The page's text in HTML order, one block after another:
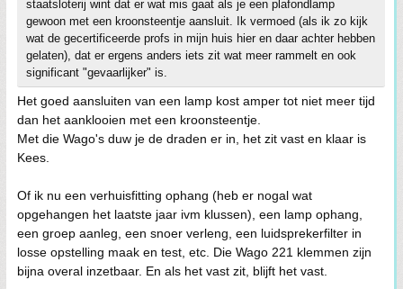
staatsloterij wint dat er wat mis gaat als je een plafondlamp
gewoon met een kroonsteentje aansluit. Ik vermoed (als ik zo kijk
wat de gecertificeerde profs in mijn huis hier en daar achter hebben
gelaten), dat er ergens anders iets zit wat meer rammelt en ook
significant "gevaarlijker" is.
Het goed aansluiten van een lamp kost amper tot niet meer tijd
dan het aanklooien met een kroonsteentje.
Met die Wago's duw je de draden er in, het zit vast en klaar is
Kees.
Of ik nu een verhuisfitting ophang (heb er nogal wat
opgehangen het laatste jaar ivm klussen), een lamp ophang,
een groep aanleg, een snoer verleng, een luidsprekerfilter in
losse opstelling maak en test, etc. Die Wago 221 klemmen zijn
bijna overal inzetbaar. En als het vast zit, blijft het vast.